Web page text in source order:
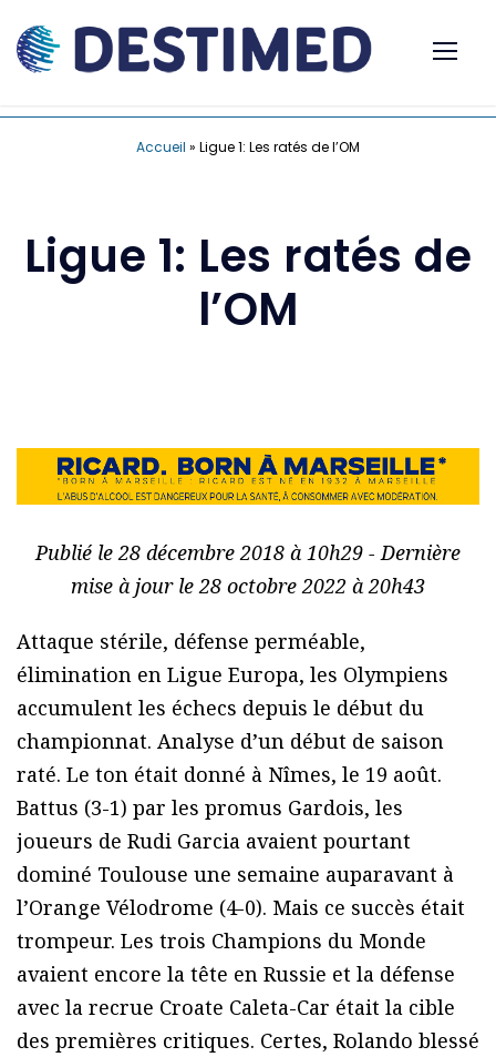
Accueil » Ligue 1: Les ratés de l’OM
Ligue 1: Les ratés de
l’OM
Publié le 28 décembre 2018 à 10h29 - Dernière
mise à jour le 28 octobre 2022 à 20h43
Attaque stérile, défense perméable,
élimination en Ligue Europa, les Olympiens
accumulent les échecs depuis le début du
championnat. Analyse d’un début de saison
raté. Le ton était donné à Nîmes, le 19 août.
Battus (3-1) par les promus Gardois, les
joueurs de Rudi Garcia avaient pourtant
dominé Toulouse une semaine auparavant à
l’Orange Vélodrome (4-0). Mais ce succès était
trompeur. Les trois Champions du Monde
avaient encore la tête en Russie et la défense
avec la recrue Croate Caleta-Car était la cible
des premières critiques. Certes, Rolando blessé